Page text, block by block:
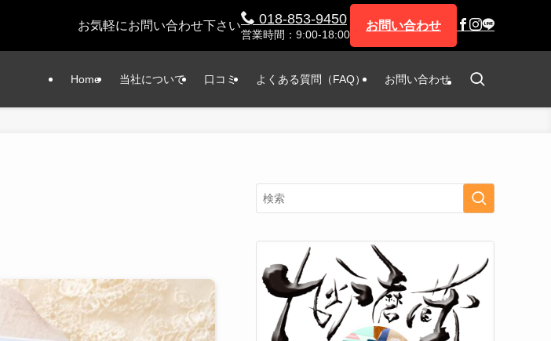
お気軽にお問い合わせ下さい 018-853-9450
営業時間：9:00-18:00
お問い合わせ
Home 当社について 口コミ よくある質問（FAQ） お問い合わせ